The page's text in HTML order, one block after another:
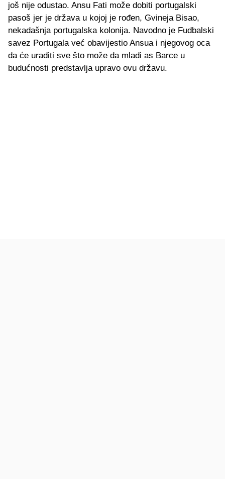
još nije odustao. Ansu Fati može dobiti portugalski
pasoš jer je država u kojoj je rođen, Gvineja Bisao,
nekadašnja portugalska kolonija. Navodno je Fudbalski
savez Portugala već obavijestio Ansua i njegovog oca
da će uraditi sve što može da mladi as Barce u
budućnosti predstavlja upravo ovu državu.